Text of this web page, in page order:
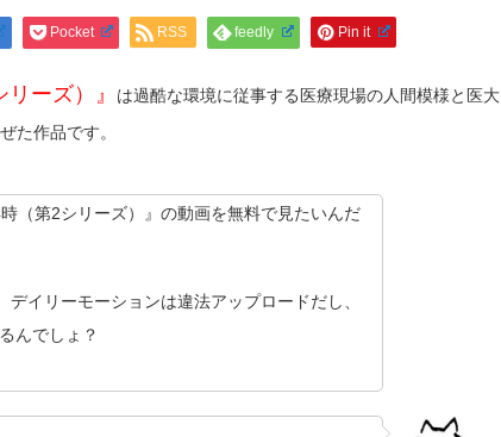
Pocket RSS feedly Pin it
ーズ）』
は過酷な環境に従事する医療現場の人間模様と医大
た作品です。
（第2シリーズ）』の動画を無料で見たいんだ
デイリーモーションは違法アップロードだし、
んでしょ？